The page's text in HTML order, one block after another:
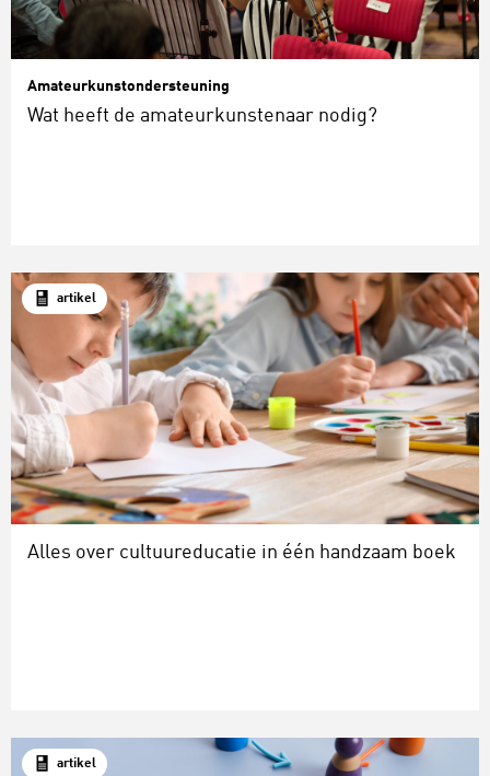
Amateurkunstondersteuning
Wat heeft de amateurkunstenaar nodig?
artikel
Alles over cultuureducatie in één handzaam boek
artikel